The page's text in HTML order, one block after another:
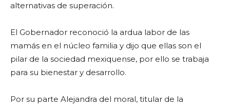
alternativas de superación.
El Gobernador reconoció la ardua labor de las
mamás en el núcleo familia y dijo que ellas son el
pilar de la sociedad mexiquense, por ello se trabaja
para su bienestar y desarrollo.
Por su parte Alejandra del moral, titular de la